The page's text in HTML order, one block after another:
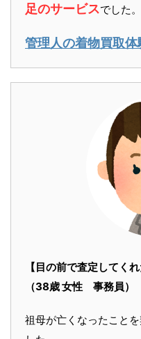
足のサービスでした。
管理人の着物買取体
【目の前で査定してく
（38歳 女性 事務員）
祖母が亡くなったこと